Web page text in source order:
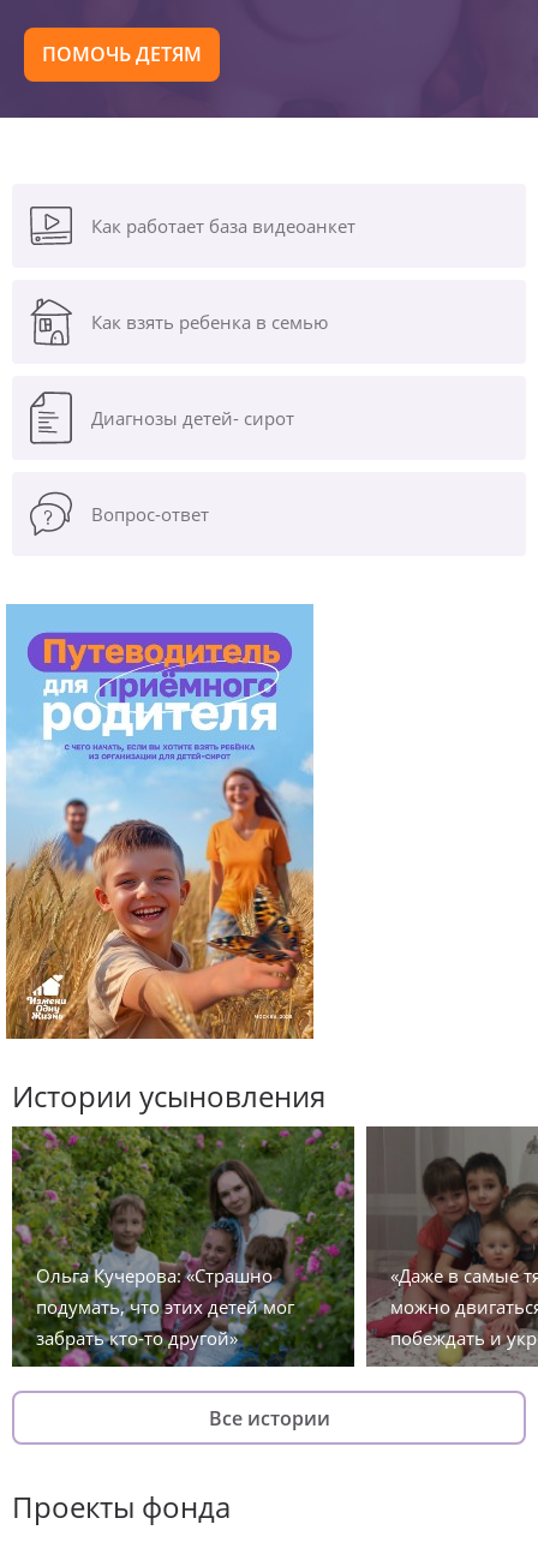
ПОМОЧЬ ДЕТЯМ
Как работает база видеоанкет
Как взять ребенка в семью
Диагнозы детей- сирот
Вопрос-ответ
Истории усыновления
Ольга Кучерова: «Страшно
подумать, что этих детей мог
забрать кто-то другой»
«Даже в самые
можно
побеждать и
Все истории
Проекты фонда